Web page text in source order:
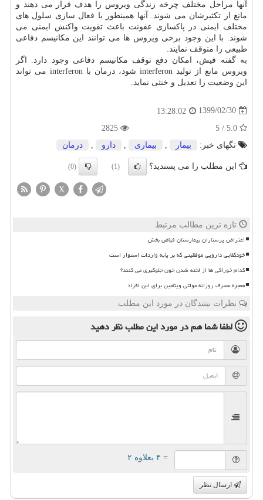
آنها مراحل مختلف چرخه زندگی ویروس را هدف قرار می دهند و
مانع از تکثیرشان می شوند. آنها همینطور با فعال سازی سلول های
مختلف ایمنی در پاکسازی عفونت باعث تقویت واکنش ایمنی می
شوند. با این وجود برخی ویروس ها می توانند این مکانیسم دفاعی
طبیعی را متوقف نمایند.
به گفته فیش، امکان دفع توقف مکانیسم دفاعی وجود دارد. اگر
ویروس مانع از تولید interferon شود، درمان با interferon می تواند
این وضعیت را تعدیل و خنثی نماید.
1399/02/30
13:28:02
تگهای خبر:
بیمار بیماری دارو درمان
این مطلب را می پسندید؟ (1)
(0)
X
تازه ترین مطالب مرتبط
اعتراض پرستاران بیمارستان فیاض بخش
خودکفایی دارویی موفقیتی که بر پایه واردات استوار است
کدام خوراکی ها از لخته شدن خون جلوگیری می کنند؟
معجزه مصرف روزانه مولتی ویتامین برای این افراد
نظرات بینندگان در مورد این مطلب
لطفا شما همدر مورد این مطلبنظر دهید
= ۴ بعلاوه ۲
ارسال نظر